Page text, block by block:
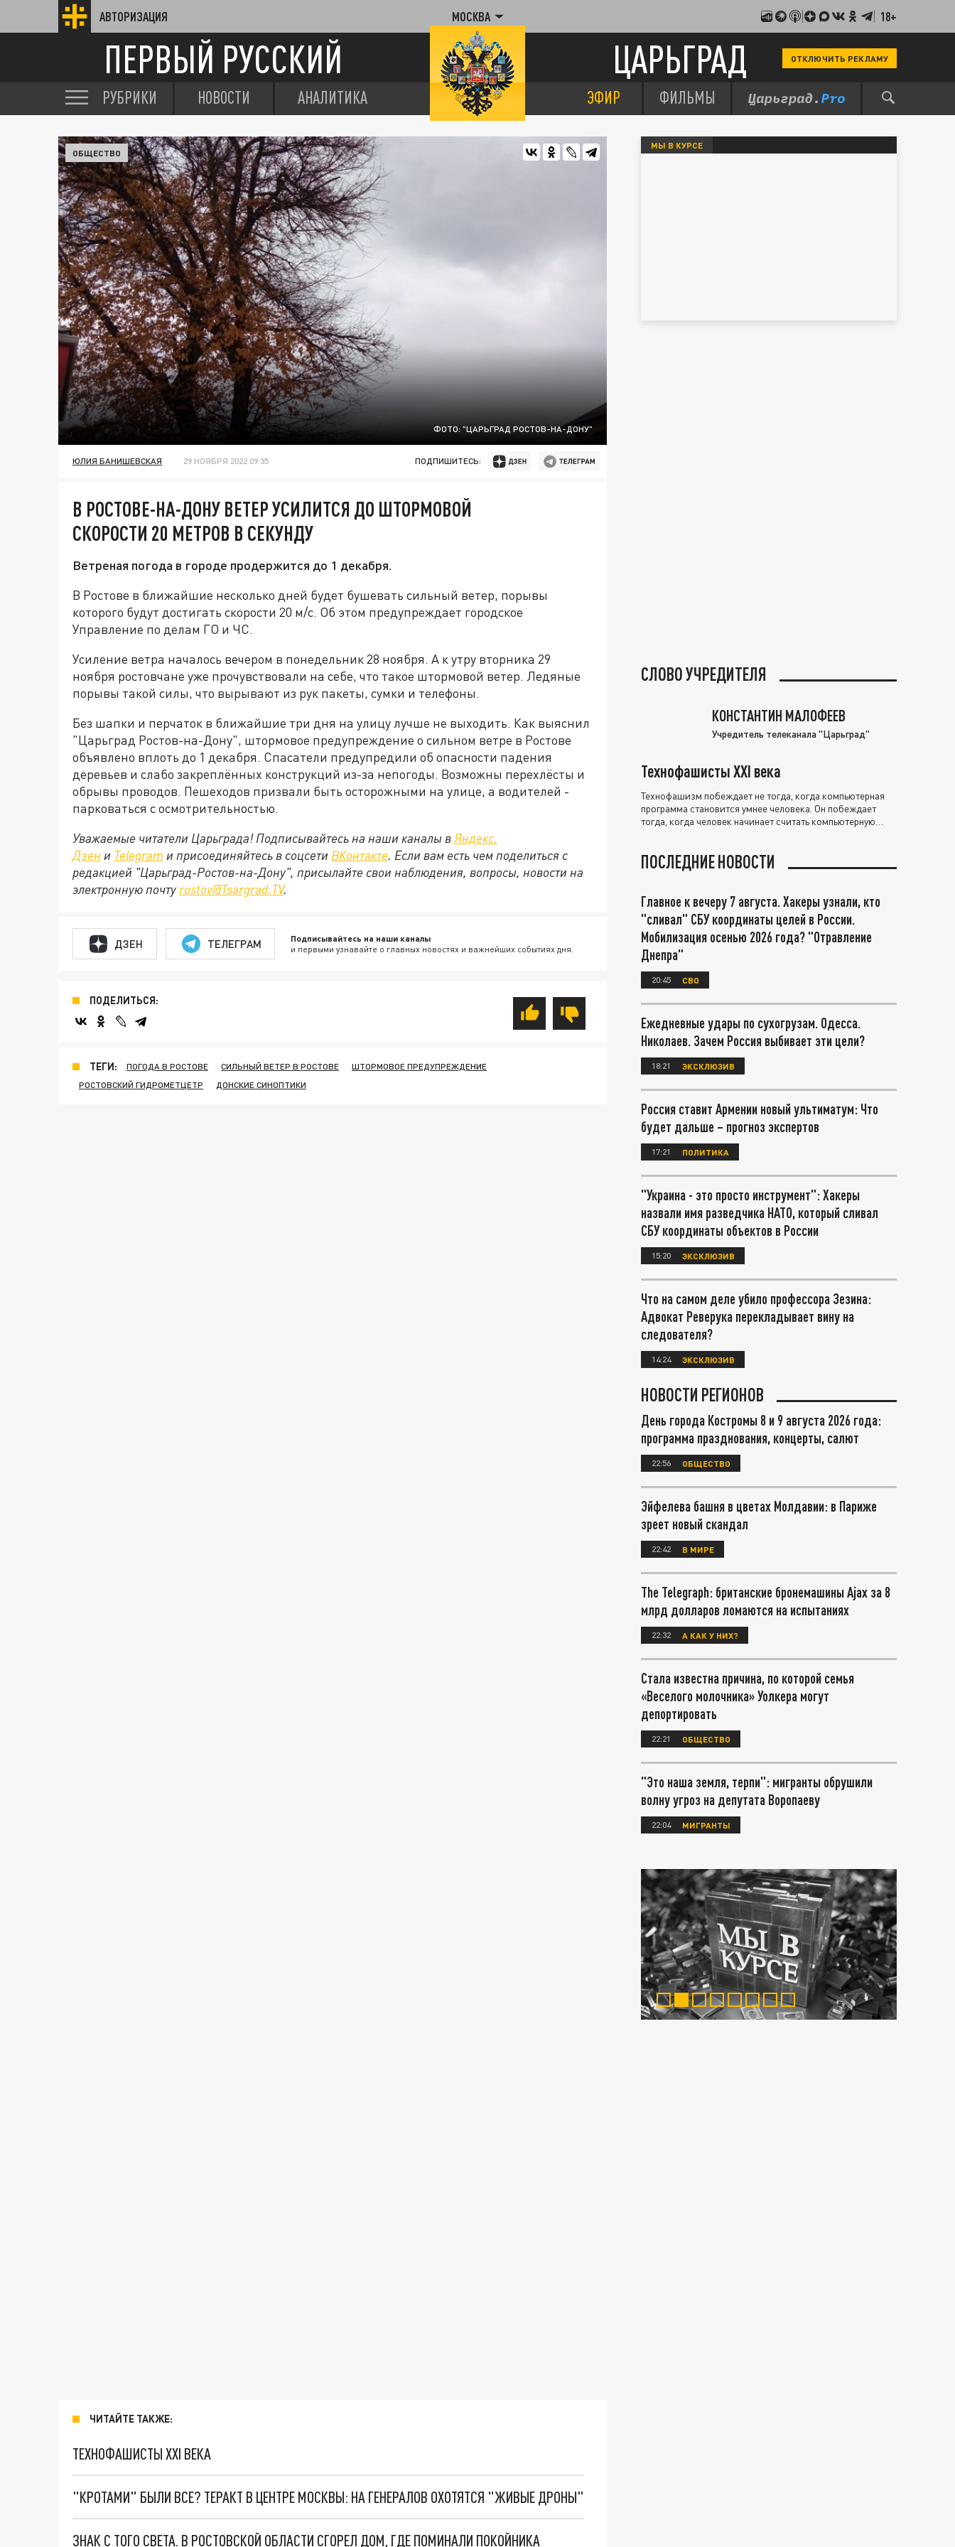
АВТОРИЗАЦИЯ МОСКВА 18+
ПЕРВЫЙ РУССКИЙ ЦАРЬГРАД ОТКЛЮЧИТЬ РЕКЛАМУ
РУБРИКИ НОВОСТИ АНАЛИТИКА ЭФИР ФИЛЬМЫ
ФОТО: "ЦАРЬГРАД РОСТОВ-НА-ДОНУ"
ОБЩЕСТВО
ЮЛИЯ БАНИШЕВСКАЯ 29 НОЯБРЯ 2022 09:35 ПОДПИШИТЕСЬ:
В РОСТОВЕ-НА-ДОНУ ВЕТЕР УСИЛИТСЯ ДО ШТОРМОВОЙ
СКОРОСТИ 20 МЕТРОВ В СЕКУНДУ
Ветреная погода в городе продержится до 1 декабря.
В Ростове в ближайшие несколько дней будет бушевать сильный ветер, порывы
которого будут достигать скорости 20 м/с. Об этом предупреждает городское
Управление по делам ГО и ЧС.
Усиление ветра началось вечером в понедельник 28 ноября. А к утру вторника 29
ноября ростовчане уже прочувствовали на себе, что такое штормовой ветер. Ледяные
порывы такой силы, что вырывают из рук пакеты, сумки и телефоны.
Без шапки и перчаток в ближайшие три дня на улицу лучше не выходить. Как выяснил
"Царьград Ростов-на-Дону", штормовое предупреждение о сильном ветре в Ростове
объявлено вплоть до 1 декабря. Спасатели предупредили об опасности падения
деревьев и слабо закреплённых конструкций из-за непогоды. Возможны перехлёсты и
обрывы проводов. Пешеходов призвали быть осторожными на улице, а водителей -
парковаться с осмотрительностью.
Уважаемые читатели Царьграда! Подписывайтесь на наши каналы вЯндекс.
Дзен и Telegram и присоединяйтесь в соцсети ВКонтакте. Если вам есть чем поделиться с
редакцией "Царьград-Ростов-на-Дону", присылайте свои наблюдения, вопросы, новости на
электронную почту rostov@Tsargrad.ТV.
ДЗЕН ТЕЛЕГРАМ Подписывайтесь на наши каналы
и первыми узнавайте о главных новостях и важнейших событиях дня.
ПОДЕЛИТЬСЯ:
ТЕГИ: ПОГОДА В РОСТОВЕ СИЛЬНЫЙ ВЕТЕР В РОСТОВЕ
ШТОРМОВОЕ ПРЕДУПРЕЖДЕНИЕ
РОСТОВСКИЙ ГИДРОМЕТЦЕТР
ДОНСКИЕ СИНОПТИКИ
ЧИТАЙТЕ ТАКЖЕ:
ТЕХНОФАШИСТЫ XXI ВЕКА
"КРОТАМИ" БЫЛИ ВСЕ? ТЕРАКТ В ЦЕНТРЕ МОСКВЫ: НА ГЕНЕРАЛОВ ОХОТЯТСЯ "ЖИВЫЕ ДРОНЫ"
ЗНАК С ТОГО СВЕТА. В РОСТОВСКОЙ ОБЛАСТИ СГОРЕЛ ДОМ, ГДЕ ПОМИНАЛИ ПОКОЙНИКА
МЫ В КУРСЕ
СЛОВО УЧРЕДИТЕЛЯ
КОНСТАНТИН МАЛОФЕЕВ
Учредитель телеканала "Царьград"
Технофашисты XXI века
Технофашизм побеждает не тогда, когда компьютерная
программа становится умнее человека. Он побеждает
тогда, когда человек начинает считать компьютерную
ПОСЛЕДНИЕ НОВОСТИ
Главное к вечеру 7 августа. Хакеры узнали, кто
"сливал" СБУ координаты целей в России.
Мобилизация осенью 2026 года? "Отравление
Днепра"
20:45 СВО
Ежедневные удары по сухогрузам. Одесса.
Николаев. Зачем Россия выбивает эти цели?
18:21 ЭКСКЛЮЗИВ
Россия ставит Армении новый ультиматум: Что
будет дальше – прогноз экспертов
17:21 ПОЛИТИКА
"Украина - это просто инструмент": Хакеры
назвали имя разведчика НАТО, который сливал
СБУ координаты объектов в России
15:20 ЭКСКЛЮЗИВ
Что на самом деле убило профессора Зезина:
Адвокат Реверука перекладывает вину на
следователя?
14:24 ЭКСКЛЮЗИВ
НОВОСТИ РЕГИОНОВ
День города Костромы 8 и 9 августа 2026 года:
программа празднования, концерты, салют
22:56 ОБЩЕСТВО
Эйфелева башня в цветах Молдавии: в Париже
зреет новый скандал
22:42 В МИРЕ
The Telegraph: британские бронемашины Ajax за 8
млрд долларов ломаются на испытаниях
22:32 А КАК У НИХ?
Стала известна причина, по которой семья
«Веселого молочника» Уолкера могут
депортировать
22:21 ОБЩЕСТВО
"Это наша земля, терпи": мигранты обрушили
волну угроз на депутата Воропаеву
22:04 МИГРАНТЫ